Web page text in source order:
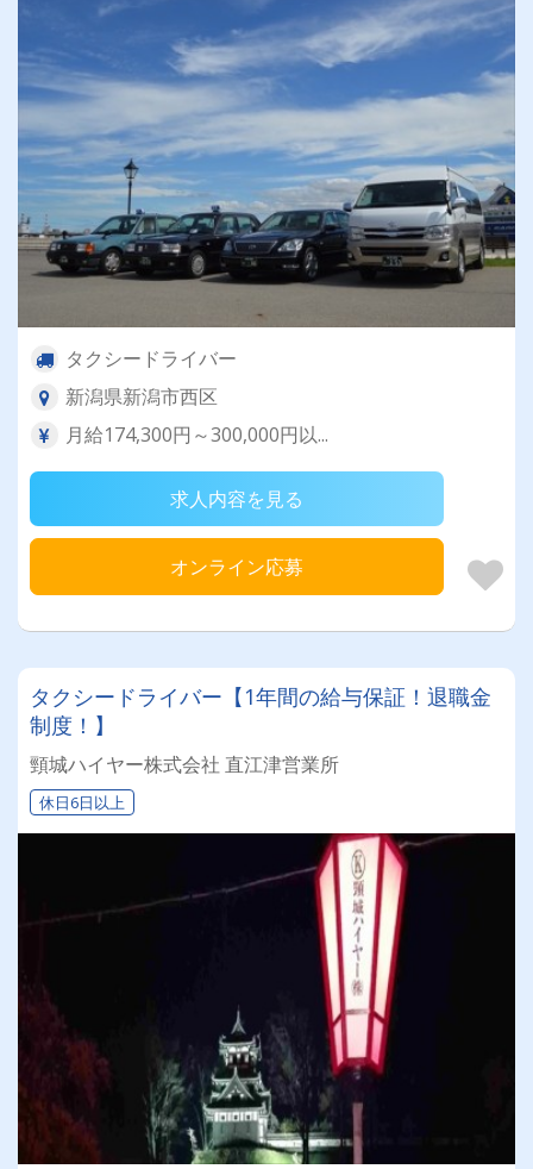
タクシードライバー
新潟県新潟市西区
月給174,300円～300,000円以...
求人内容を見る
オンライン応募
タクシードライバー【1年間の給与保証！退職金
制度！】
頸城ハイヤー株式会社 直江津営業所
休日6日以上